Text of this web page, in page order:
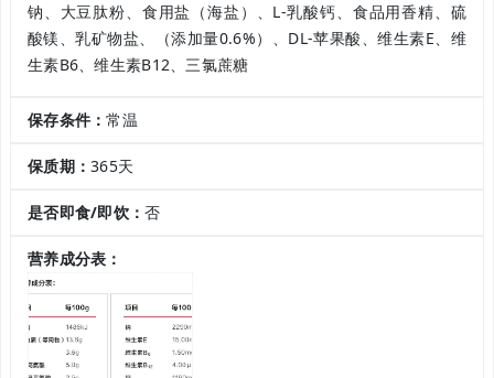
钠、大豆肽粉、食用盐（海盐）、L-乳酸钙、食品用香精、硫
酸镁、乳矿物盐、（添加量0.6%）、DL-苹果酸、维生素E、维
生素B6、维生素B12、三氯蔗糖
保存条件：常温
保质期：365天
是否即食/即饮：否
营养成分表：